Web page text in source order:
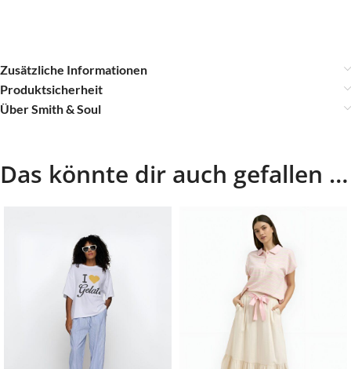
Zusätzliche Informationen
Produktsicherheit
Über Smith & Soul
Das könnte dir auch gefallen …